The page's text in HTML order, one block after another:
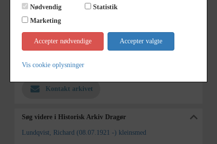
Se på kort
Type Sogn (1000-2050)
Enhed Dragør Sogn (1954-2050)
Arkiv
Kontakt arkivet
Søg videre i Historisk Arkiv Dragør
Lundqvist, Richard (08.07.1921 -) kleinsmed
Nødvendig
Statistik
Marketing
Accepter nødvendige Accepter valgte
Vis cookie oplysninger